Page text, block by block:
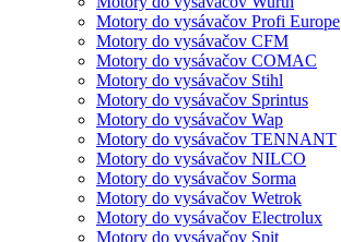
Motory do vysávačov Profi Europe
Motory do vysávačov CFM
Motory do vysávačov COMAC
Motory do vysávačov Stihl
Motory do vysávačov Sprintus
Motory do vysávačov Wap
Motory do vysávačov TENNANT
Motory do vysávačov NILCO
Motory do vysávačov Sorma
Motory do vysávačov Wetrok
Motory do vysávačov Electrolux
Motory do vysávačov Spit